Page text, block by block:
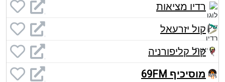
רדיו מציאות
קול יזרעאל
קול קליפורניה
מוסיכיף 69FM